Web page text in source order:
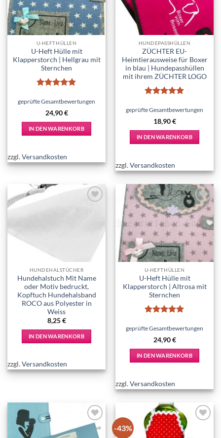
können
auf
der
Produktseite
gewählt
werden
U-HEFTHÜLLEN
U-Heft Hülle mit
Klapperstorch | Hellgrau mit
Sternchen
mit5von
geprüfte Gesamtbewertungen
24,90€
IN DEN WARENKORB
zzgl.Versandkosten
HUNDEPASSHÜLLEN
ZÜCHTER EU-
Heimtierausweise für Boxer
in blau | Hundepasshüllen
mit ihrem ZÜCHTER LOGO
mit5von
geprüfte Gesamtbewertungen
18,90€
IN DEN WARENKORB
zzgl.Versandkosten
HUNDEHALSTÜCHER
Hundehalstuch Mit Name
oder Motiv bedruckt,
Kopftuch Hundehalsband
ROCO aus Polyester in
Weiss
8,25€
IN DEN WARENKORB
zzgl.Versandkosten
Add to
wishlist
U-HEFTHÜLLEN
U-Heft Hülle mit
Klapperstorch | Altrosa mit
Sternchen
mit5von
geprüfte Gesamtbewertungen
24,90€
IN DEN WARENKORB
zzgl.Versandkosten
Add to
wishlist
-43%